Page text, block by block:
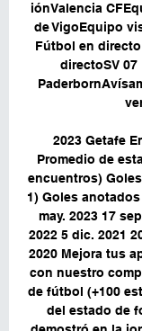
iónValencia
de VigoEquipo
Fútbol en
directoSV 07
2023 Getafe
Promedio de
encuentros)
1) Goles
may. 2023 17
2022 5 dic. 2021
2020 Mejora tus
con nuestro
de fútbol (+100
del estado de